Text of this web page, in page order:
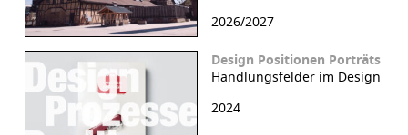
2026/2027
Design Positionen Porträts
Handlungsfelder im Design
2024